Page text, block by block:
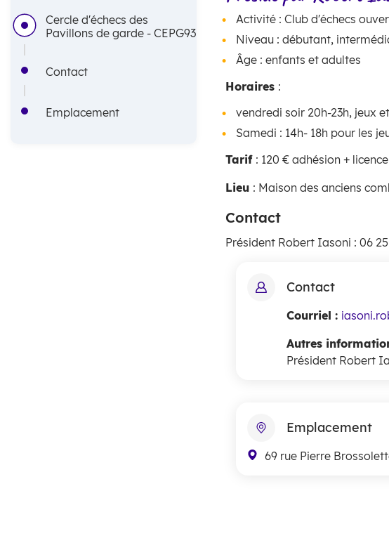
n
'
A
Cercle d'échecs des
Pavillons de garde - CEPG93
Contact
Emplacement
Activité : Club d'échecs
Niveau : débutant,
Âge : enfants et adultes
Horaires :
vendredi soir 20h-23h, jeux
Samedi : 14h- 18h pour les
Tarif : 120 € adhésion +
Lieu : Maison des anciens
Contact
Président Robert Iasoni : 06 25
Contact
Courriel :
Autres
Président Robert
Emplacement
69 rue Pierre